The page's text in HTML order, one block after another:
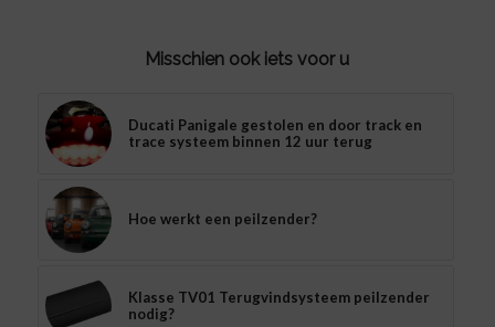
Misschien ook iets voor u
Ducati Panigale gestolen en door track en
trace systeem binnen 12 uur terug
Hoe werkt een peilzender?
Klasse TV01 Terugvindsysteem peilzender
nodig?